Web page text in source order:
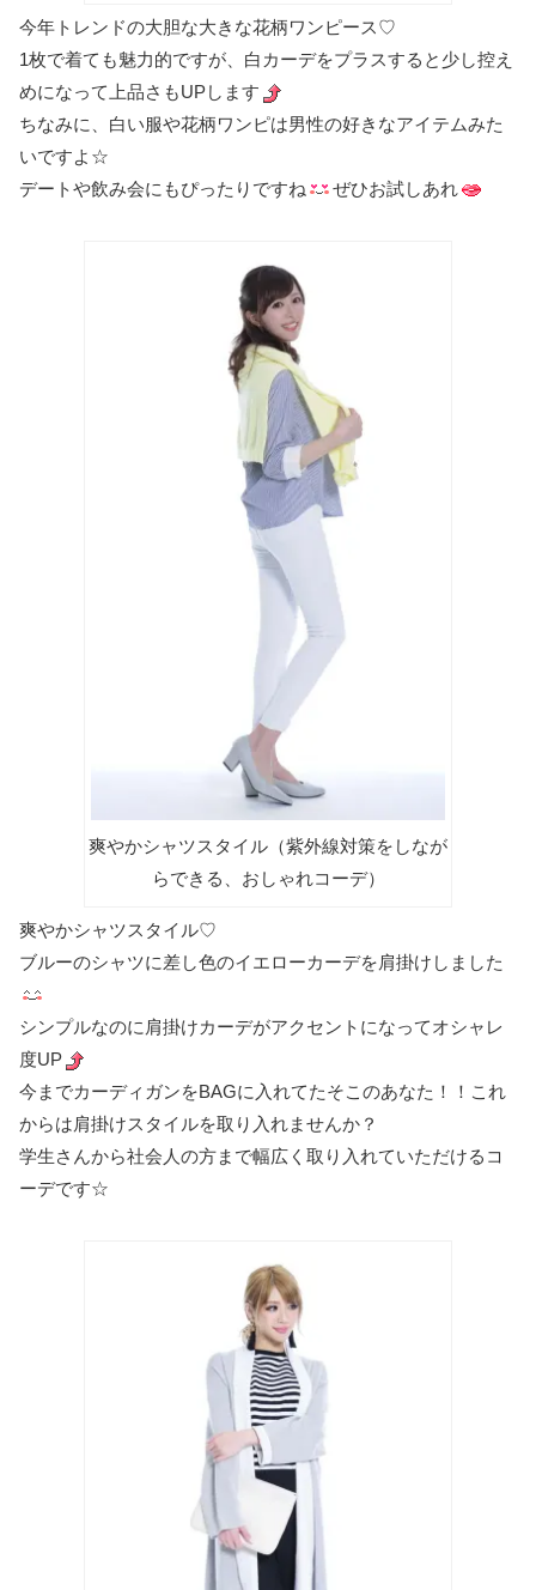
今年トレンドの大胆な大きな花柄ワンピース♡
1枚で着ても魅力的ですが、白カーデをプラスすると少し控え
めになって上品さもUPします
ちなみに、白い服や花柄ワンピは男性の好きなアイテムみた
いですよ☆
デートや飲み会にもぴったりですね
ぜひお試しあれ
爽やかシャツスタイル（紫外線対策をしなが
らできる、おしゃれコーデ）
爽やかシャツスタイル♡
ブルーのシャツに差し色のイエローカーデを肩掛けしました
シンプルなのに肩掛けカーデがアクセントになってオシャレ
度UP
今までカーディガンをBAGに入れてたそこのあなた！！これ
からは肩掛けスタイルを取り入れませんか？
学生さんから社会人の方まで幅広く取り入れていただけるコ
ーデです☆